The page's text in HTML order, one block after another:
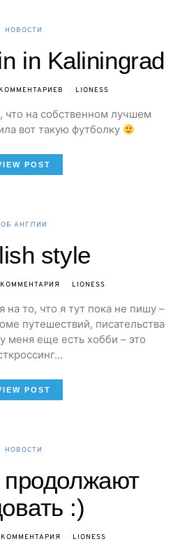
НОВОСТИ
in Kaliningrad
КОММЕНТАРИЕВ LIONESS
что на собственном лучшем
вот такую футболку
POST
ОБ АНГЛИИ
style
LIONESS
то, что я тут пока не пишу –
путешествий, писательства
меня еще есть хобби – это
POST
НОВОСТИ
:)
КОММЕНТАРИЯ LIONESS